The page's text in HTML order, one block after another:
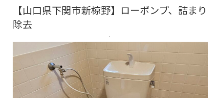
【山口県下関市新椋野】ローポンプ、詰まり
除去